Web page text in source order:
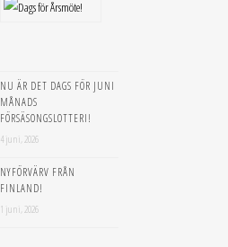
NU ÄR DET DAGS FÖR JUNI
MÅNADS
FÖRSÄSONGSLOTTERI!
4 juni, 2026
NYFÖRVÄRV FRÅN
FINLAND!
1 juni, 2026